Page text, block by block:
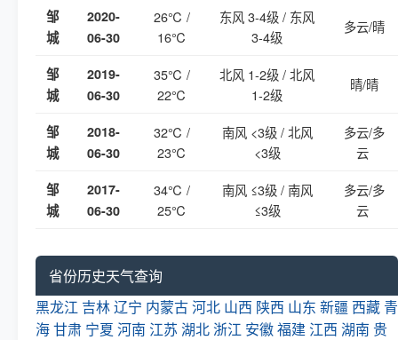
邹
城
2020-
06-30
26℃ /
16℃
东风 3-4级 / 东风
3-4级
多云/晴
邹
城
2019-
06-30
35℃ /
22℃
北风 1-2级 / 北风
1-2级
晴/晴
邹
城
2018-
06-30
32℃ /
23℃
南风 <3级 / 北风
<3级
多云/多
云
邹
城
2017-
06-30
34℃ /
25℃
南风 ≤3级 / 南风
≤3级
多云/多
云
省份历史天气查询
黑龙江 吉林辽宁 内蒙古河北 山西 陕西 山东 新疆 西藏 青
海甘肃 宁夏 河南 江苏 湖北 浙江 安徽福建 江西 湖南 贵